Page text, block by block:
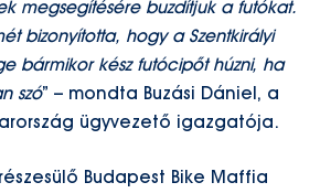
megsegítésére buzdítjuk a futókat.
bizonyította, hogy a Szentkirályi
bármikor kész futócipőt húzni, ha
szó” – mondta Buzási Dániel, a
ügyvezető igazgatója.
Budapest Bike Maffia